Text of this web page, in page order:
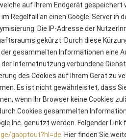
auf Ihrem Endgerät gespeichert
Regelfall an einen Google-Server in
Die IP-Adresse der
gekürzt. Durch diese
gesammelten Informationen eine
Internetnutzung verbundene
des Cookies auf Ihrem Gerät zu
Es ist nicht gewährleistet, dass
wenn Ihr Browser keine Cookies
Cookies gesammelten
Inc. genutzt werden. Folgender
gaoptout?hl=de. Hier finden Sie